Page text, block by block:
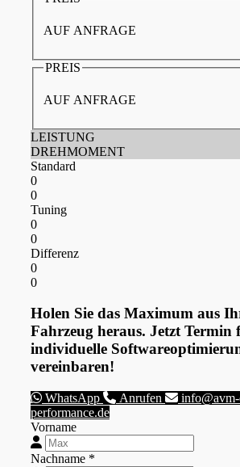
AUF ANFRAGE
PREIS
AUF ANFRAGE
LEISTUNG
DREHMOMENT
Standard
0
0
Tuning
0
0
Differenz
0
0
Holen Sie das Maximum aus
Fahrzeug heraus. Jetzt Termin
individuelle
vereinbaren!
WhatsApp Anrufen
performance.de
Vorname
Nachname *